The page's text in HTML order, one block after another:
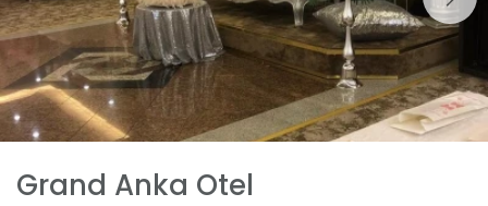
Grand Anka Otel